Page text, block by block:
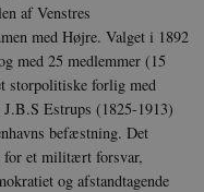
af Venstres
med Højre. Valget i 1892
med 25 medlemmer (15
storpolitiske forlig med
Estrups (1825-1913)
befæstning. Det
for et militært forsvar,
og afstandtagende